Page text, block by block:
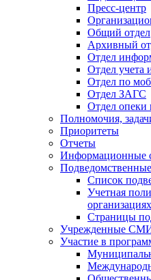
Пресс-центр
Общий отдел
Архивный
Отдел
Отдел учета
Отдел по
Отдел ЗАГС
Отдел опеки
Полномочия,
Приоритеты
Отчеты
Информационные
Список
Учетная
организациях
Страницы
Учрежденные
Участие в